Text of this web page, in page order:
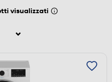
visualizzati